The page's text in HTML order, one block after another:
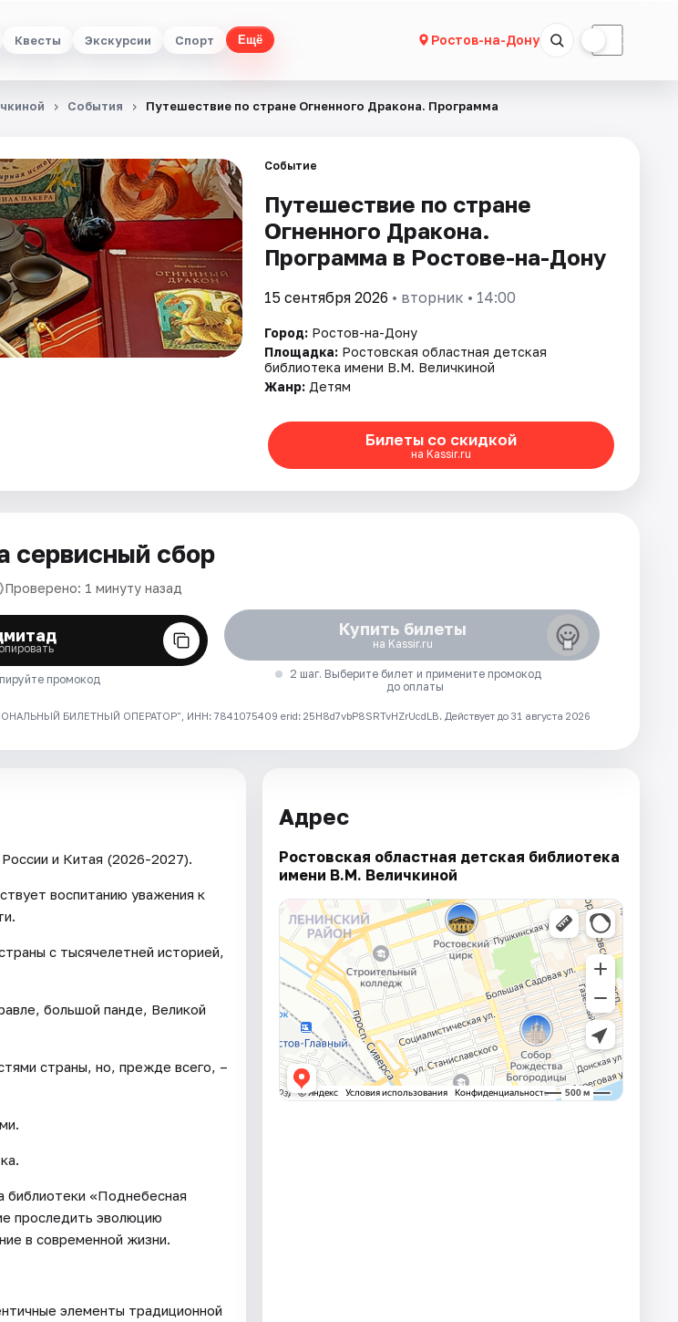
Квесты Экскурсии Спорт Ещё Ростов-на-Дону ☾
События Путешествие по стране Огненного Дракона. Программа
Событие
Путешествие по стране
Огненного Дракона.
Программа в Ростове-на-Дону
15 сентября 2026 • вторник • 14:00
Город: Ростов-на-Дону
Площадка: Ростовская областная детская
библиотека имени В.М. Величкиной
Жанр: Детям
Билеты со скидкой
на Kassir.ru
сервисный сбор
Проверено: 1 минуту назад
промокод
Купить билеты
на Kassir.ru
2 шаг. Выберите билет и примените промокод
до оплаты
БИЛЕТНЫЙ ОПЕРАТОР", ИНН: 7841075409 erid: 25H8d7vbP8SRTvHZrUcdLB. Действует до 31 августа 2026
и Китая (2026-2027).
воспитанию уважения к
с тысячелетней историей,
большой панде, Великой
страны, но, прежде всего, –
библиотеки «Поднебесная
проследить эволюцию
в современной жизни.
элементы традиционной
Адрес
Ростовская областная детская библиотека
имени В.М. Величкиной